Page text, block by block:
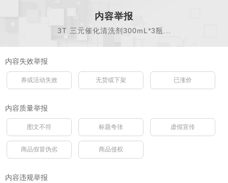
内容举报
3T 三元催化清洗剂300mL*3瓶...
内容失效举报
券或活动失效 无货或下架 已涨价
内容质量举报
图文不符 标题夸张 虚假宣传
商品假冒伪劣 商品侵权
内容违规举报